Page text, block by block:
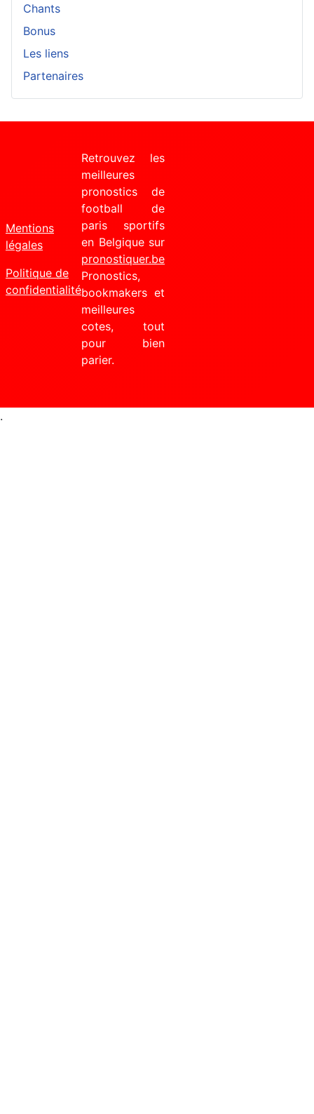
Chants
Bonus
Les liens
Partenaires
Mentions
légales
Politique de
confidentialité
Retrouvez les
meilleures
pronostics de
football de
paris sportifs
en Belgique sur
pronostiquer.be
Pronostics,
bookmakers et
meilleures
cotes, tout
pour bien
parier.
.